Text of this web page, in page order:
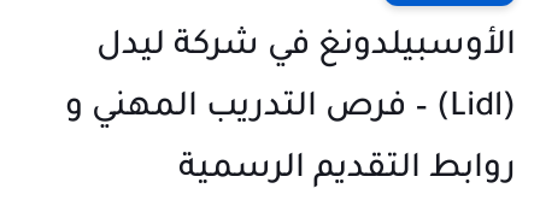
الأوسبيلدونغ في شركة ليدل
(Lidl) – فرص التدريب المهني و
روابط التقديم الرسمية